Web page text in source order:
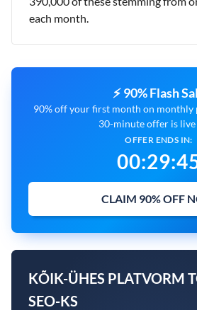
each month.
⚡ 90% Flash
90% off your first month on monthly
30-minute offer is
OFFER ENDS IN:
00:29:
CLAIM 90% OFF
KÕIK-ÜHES PLATVORM
SEO-KS